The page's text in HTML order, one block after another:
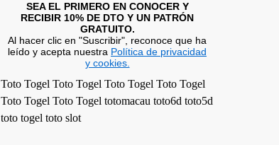
SEA EL PRIMERO EN CONOCER Y
RECIBIR 10% DE DTO Y UN PATRÓN
GRATUITO.
Al hacer clic en "Suscribir", reconoce que ha
leído y acepta nuestra Política de privacidad
y cookies.
Toto Togel Toto Togel Toto Togel Toto Togel
Toto Togel Toto Togel totomacau toto6d toto5d
toto togel toto slot